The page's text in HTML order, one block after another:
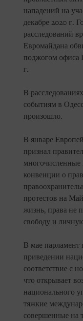
нападений на
декабре 2020 г.
расследований
Евромайдана
поджогом офиса
г.
В
событиям в
произошло.
В январе
признал
конвенции о
протестов на
жизнь, права не
свободу и
В мае парламент
приведении
соответствие с
что открывает
национального
тяжкие
совершенные на